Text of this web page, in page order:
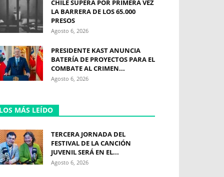
CHILE SUPERA POR PRIMERA VEZ
LA BARRERA DE LOS 65.000
PRESOS
Agosto 6, 2026
PRESIDENTE KAST ANUNCIA
BATERÍA DE PROYECTOS PARA EL
COMBATE AL CRIMEN...
Agosto 6, 2026
MÁS LEÍDO
TERCERA JORNADA DEL
FESTIVAL DE LA CANCIÓN
JUVENIL SERÁ EN EL...
Agosto 6, 2026